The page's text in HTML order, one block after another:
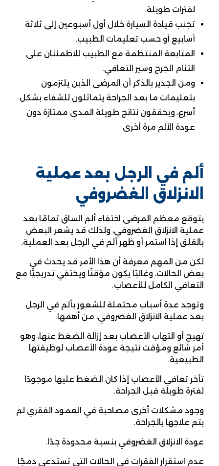
لفترات طويلة.
تجنب قيادة السيارة خلال أول أسبوعين إلى ثلاثة
أسابيع أو حسب تعليمات الطبيب.
المتابعة المنتظمة مع الطبيب للاطمئنان على
التئام الجرح وسير التعافي.
ومن الجدير بالذكر أن المرضى الذين يلتزمون
بتعليمات ما بعد الجراحة يتماثلون للشفاء بشكل
أسرع، ويحققون نتائج طويلة المدى ممتازة دون
عودة الألم مرة أخرى
ألم في الرجل بعد عملية
الانزلاق الغضروفي
يتوقع معظم المرضى اختفاء ألم الساق تمامًا بعد
عملية الانزلاق الغضروفي، ولذلك قد يشعر البعض
بالقلق إذا استمر أو ظهر ألم في الرجل بعد العملية.
لكن من المهم معرفة أن هذا الأمر قد يحدث في
بعض الحالات، وغالبًا يكون مؤقتًا ويختفي تدريجيًا مع
التعافي الكامل للأعصاب.
وتوجد عدة أسباب محتملة للشعور بألم في الرجل
بعد عملية الانزلاق الغضروفي، من أهمها:
تهيج أو التهاب الأعصاب بعد إزالة الضغط عنها، وهو
أمر شائع ومؤقت نتيجة عودة الأعصاب لوظيفتها
الطبيعية.
تأخر تعافي الأعصاب إذا كان الضغط عليها موجودًا
لفترة طويلة قبل الجراحة.
وجود مشكلات أخرى مصاحبة في العمود الفقري لم
يتم علاجها بالجراحة.
عودة الانزلاق الغضروفي بنسبة محدودة جدًا.
عدم استقرار الفقرات في الحالات التي تستدعي دمجًا